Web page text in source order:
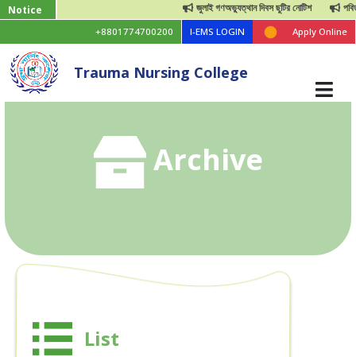
Notice জুলাই গণঅভ্যুত্থান দিবস ছুটির নোটিশ পবিত্র
+8801774700200 I-EMS LOGIN Apply Online
Trauma Nursing College
Archive
List